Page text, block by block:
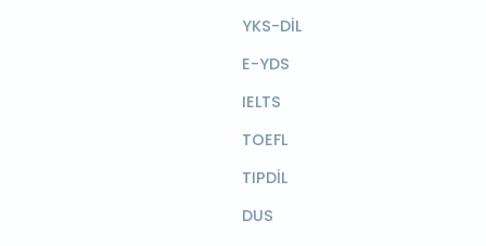
YKS-DİL
E-YDS
IELTS
TOEFL
TIPDİL
DUS